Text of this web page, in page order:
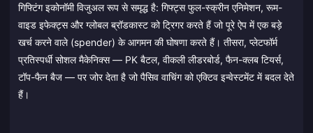
गिफ्टिंग इकोनॉमी विजुअल रूप से समृद्ध है: गिफ्ट्स फुल-स्क्रीन एनिमेशन, रूम-
वाइड इफेक्ट्स और ग्लोबल ब्रॉडकास्ट को ट्रिगर करते हैं जो पूरे ऐप में एक बड़े
खर्च करने वाले (spender) के आगमन की घोषणा करते हैं। तीसरा, प्लेटफॉर्म
प्रतिस्पर्धी सोशल मैकेनिक्स — PK बैटल, वीकली लीडरबोर्ड, फैन-क्लब टियर्स,
टॉप-फैन बैज — पर जोर देता है जो पैसिव वाचिंग को एक्टिव इन्वेस्टमेंट में बदल देते
हैं।